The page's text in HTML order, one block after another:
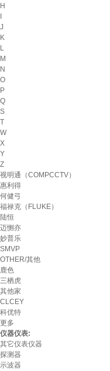
H
J
K
L
M
N
O
P
Q
S
T
W
X
Y
Z
视明通（COMPCCTV）
惠利得
何健弓
福禄克（FLUKE）
陆恒
迈恻亦
妙普乐
SMVP
OTHER/其他
鹿色
三栖虎
其他家
CLCEY
科优特
更多
仪器仪表:
其它仪表仪器
探测器
示波器